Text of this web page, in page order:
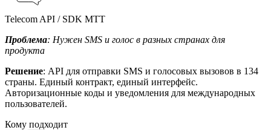
Telecom API / SDK МТТ
Проблема: Нужен SMS и голос в разных странах для
продукта
Решение: API для отправки SMS и голосовых вызовов в 134
страны. Единый контракт, единый интерфейс.
Авторизационные коды и уведомления для международных
пользователей.
Кому подходит